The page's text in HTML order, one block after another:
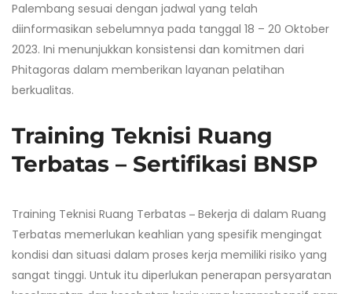
Palembang sesuai dengan jadwal yang telah
diinformasikan sebelumnya pada tanggal 18 – 20 Oktober
2023. Ini menunjukkan konsistensi dan komitmen dari
Phitagoras dalam memberikan layanan pelatihan
berkualitas.
Training Teknisi Ruang
Terbatas – Sertifikasi BNSP
Training Teknisi Ruang Terbatas – Bekerja di dalam Ruang
Terbatas memerlukan keahlian yang spesifik mengingat
kondisi dan situasi dalam proses kerja memiliki risiko yang
sangat tinggi. Untuk itu diperlukan penerapan persyaratan